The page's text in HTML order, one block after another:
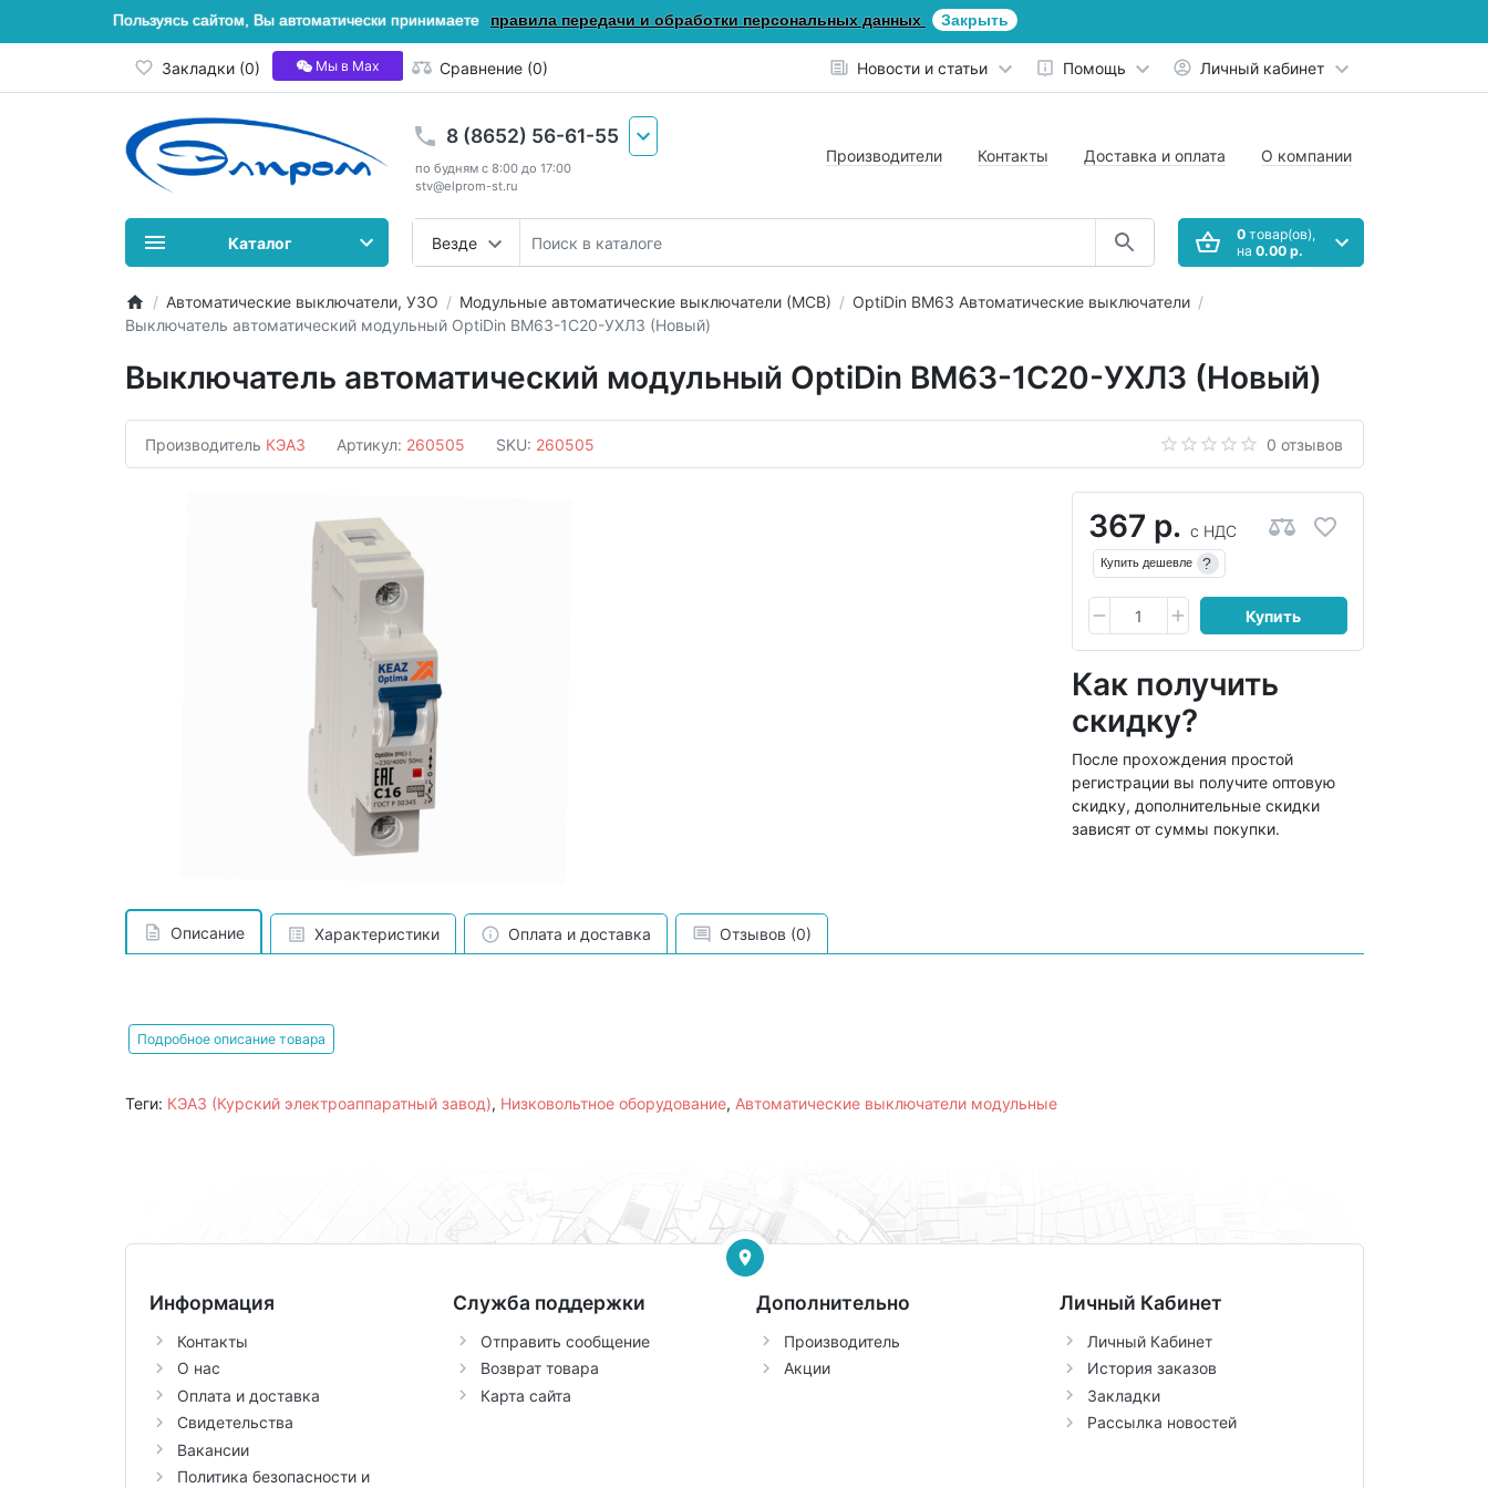
Пользуясь сайтом, Вы автоматически принимаете правила передачи и обработки персональных данных Закрыть
Закладки (0) Мы в Мах Сравнение (0) Новости и статьи Помощь Личный кабинет
8 (8652) 56-61-55
по будням с 8:00 до 17:00
stv@elprom-st.ru
Везде
Производители Контакты Доставка и оплата О компании
0товар(ов),
на 0.00 р.
Каталог
Автоматические выключатели, УЗО Модульные автоматические выключатели (МСВ)
OptiDin ВМ63 Автоматические выключатели
Выключатель автоматический модульный OptiDin BM63-1C20-УХЛ3 (Новый)
Выключатель автоматический модульный OptiDin BM63-1C20-УХЛ3 (Новый)
Производитель КЭАЗ Артикул: 260505 SKU: 260505 0 отзывов
367 р. с НДС
Купить дешевле ?
Купить
Как получить
скидку?
После прохождения простой
регистрации вы получите оптовую
скидку, дополнительные скидки
зависят от суммы покупки.
Описание Характеристики Оплата и доставка Отзывов (0)
Подробное описание товара
Теги: КЭАЗ (Курский электроаппаратный завод), Низковольтное оборудование, Автоматические выключатели модульные
Информация
Контакты
О нас
Оплата и доставка
Свидетельства
Вакансии
Политика безопасности и
Служба поддержки
Отправить сообщение
Возврат товара
Карта сайта
Дополнительно
Производитель
Акции
Личный Кабинет
Личный Кабинет
История заказов
Закладки
Рассылка новостей